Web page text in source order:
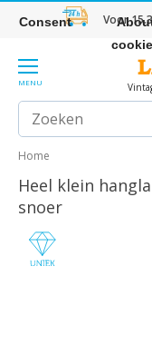
Voor
MENU
Home
Heel klein
snoer
Consent